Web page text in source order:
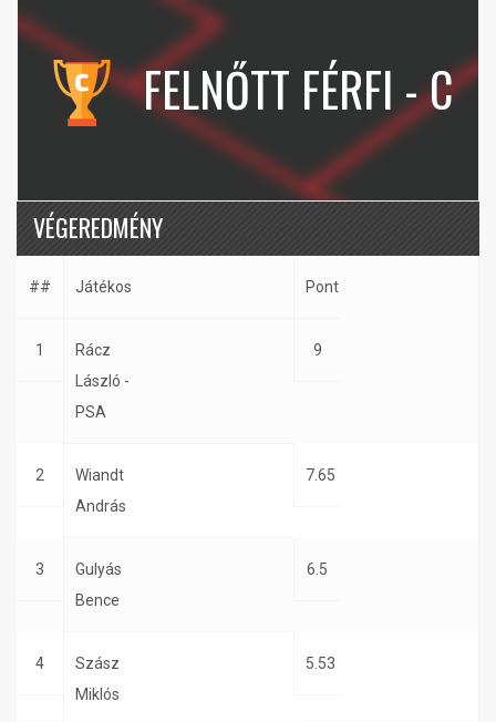
FELNŐTT FÉRFI - C
VÉGEREDMÉNY
## Játékos Pont
1
Rácz
László -
PSA
9
2
Wiandt
András
7.65
3
Gulyás
Bence
6.5
4
Szász
Miklós
5.53